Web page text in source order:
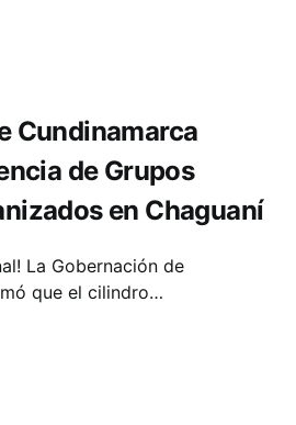
Cundinamarca
de Grupos
en Chaguaní
La Gobernación de
que el cilindro…